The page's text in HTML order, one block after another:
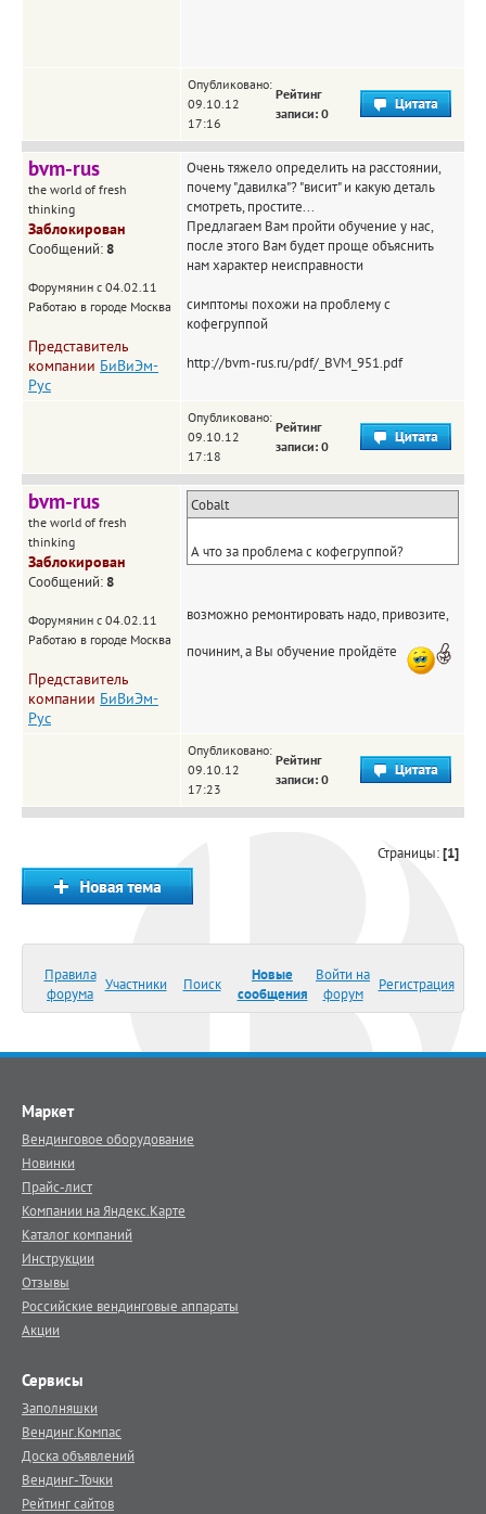
Опубликовано:
09.10.12
17:16
Рейтинг
записи: 0
bvm-rus
the world of fresh
thinking
Заблокирован
Сообщений:8
Форумянин с 04.02.11
Работаю в городе Москва
Представитель
компании БиВиЭм-
Рус
Очень тяжело определить на расстоянии,
почему "давилка"? "висит" и какую деталь
смотреть, простите...
Предлагаем Вам пройти обучение у нас,
после этого Вам будет проще объяснить
нам характер неисправности
симптомы похожи на проблему с
кофегруппой
http://bvm-rus.ru/pdf/_BVM_951.pdf
Опубликовано:
09.10.12
17:18
Рейтинг
записи: 0
bvm-rus
the world of fresh
thinking
Заблокирован
Сообщений:8
Форумянин с 04.02.11
Работаю в городе Москва
Представитель
компании БиВиЭм-
Рус
Cobalt
А что за проблема с кофегруппой?
возможно ремонтировать надо, привозите,
починим, а Вы обучение пройдёте
Опубликовано:
09.10.12
17:23
Рейтинг
записи: 0
Страницы:[1]
Правила
форума
Участники Поиск
Новые
сообщения
Войти на
форум
Регистрация
Маркет
Вендинговое оборудование
Новинки
Прайс-лист
Компании на Яндекс.Карте
Каталог компаний
Инструкции
Отзывы
Российские вендинговые аппараты
Акции
Сервисы
Заполняшки
Вендинг.Компас
Доска объявлений
Вендинг-Точки
Рейтинг сайтов